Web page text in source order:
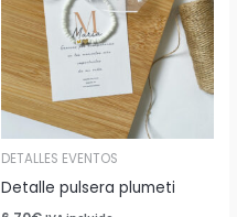
DETALLES EVENTOS
Detalle pulsera plumeti